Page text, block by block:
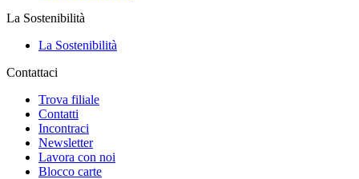
La Sostenibilità
La Sostenibilità
Contattaci
Trova filiale
Contatti
Incontraci
Newsletter
Lavora con noi
Blocco carte